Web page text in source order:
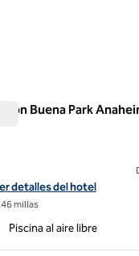
Hilton Buena Park
detalles del hotel Hilton
detalles del hotel
millas
Piscina al aire libre